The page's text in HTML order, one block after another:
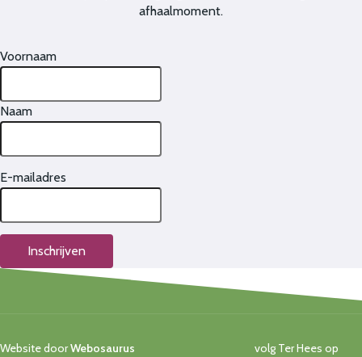
afhaalmoment.
Voornaam
Naam
E-mailadres
Inschrijven
volg Ter Hees op
Website doorWebosaurus